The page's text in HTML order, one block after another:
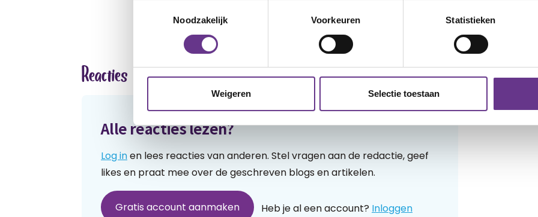
Noodzakelijk
Voorkeuren Statistieken
Weigeren Selectie toestaan
Reacties
Alle reacties lezen?
Log inen lees reacties van anderen. Stel vragen aan de redactie, geef
likes en praat mee over de geschreven blogs en artikelen.
Gratis account aanmaken Heb je al een account? Inloggen